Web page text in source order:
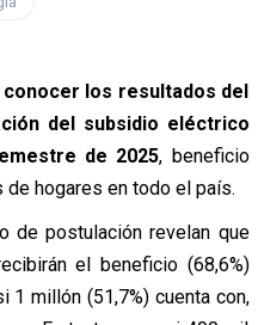
los resultados del
del subsidio eléctrico
de 2025, beneficio
hogares en todo el país.
de postulación revelan que
el beneficio (68,6%)
1 millón (51,7%) cuenta con,